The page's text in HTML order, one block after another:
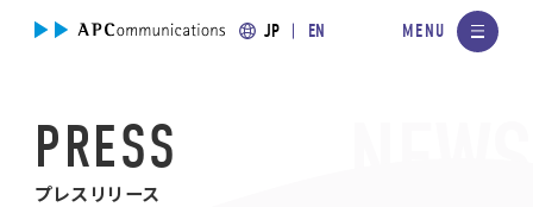
JP EN
PRESS
プレスリリース